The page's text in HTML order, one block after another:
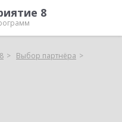
8
Выбор партнёра